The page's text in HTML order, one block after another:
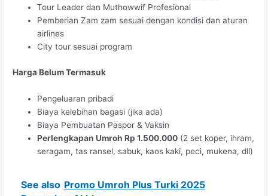
Tour Leader dan Muthowwif Profesional
Pemberian Zam zam sesuai dengan kondisi dan aturan
airlines
City tour sesuai program
Harga Belum Termasuk
Pengeluaran pribadi
Biaya kelebihan bagasi (jika ada)
Biaya Pembuatan Paspor & Vaksin
Perlengkapan Umroh Rp 1.500.000 (2 set koper, ihram,
seragam, tas ransel, sabuk, kaos kaki, peci, mukena, dll)
See also Promo Umroh Plus Turki 2025